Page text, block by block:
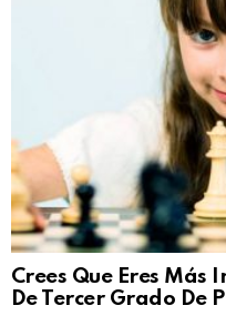
Crees Que Eres Más
De Tercer Grado De